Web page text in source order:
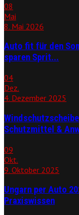
08
Mai
8. Mai 2026
Auto fit für den
sparen Sprit...
04
Dez.
4. Dezember 2025
Schutzmittel &
09
Okt.
9. Oktober 2025
Ungarn per Auto
Praxiswissen